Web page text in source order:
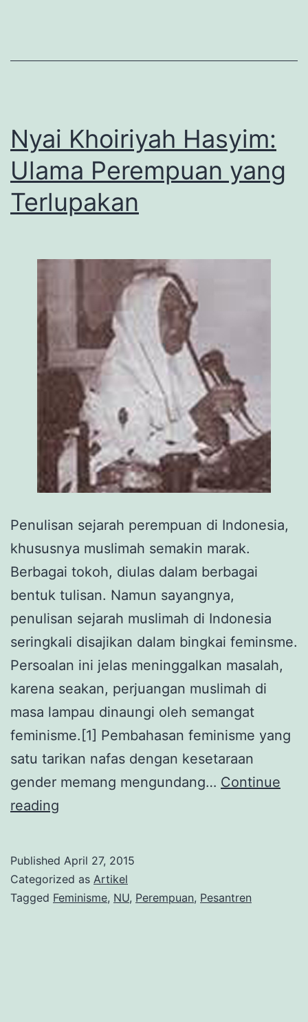
Nyai Khoiriyah Hasyim:
Ulama Perempuan yang
Terlupakan
Penulisan sejarah perempuan di Indonesia,
khususnya muslimah semakin marak.
Berbagai tokoh, diulas dalam berbagai
bentuk tulisan. Namun sayangnya,
penulisan sejarah muslimah di Indonesia
seringkali disajikan dalam bingkai feminsme.
Persoalan ini jelas meninggalkan masalah,
karena seakan, perjuangan muslimah di
masa lampau dinaungi oleh semangat
feminisme.[1] Pembahasan feminisme yang
satu tarikan nafas dengan kesetaraan
gender memang mengundang… Continue
reading
Ulama
Perempuan
Published April 27, 2015
Categorized as Artikel
Tagged Feminisme, NU, Perempuan, Pesantren